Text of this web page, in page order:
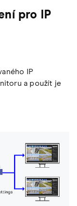
pro IP
IP
a použít je